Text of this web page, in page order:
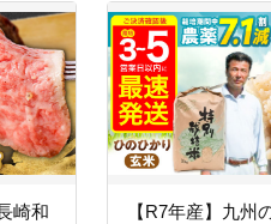
崎和
【R7年産】九州